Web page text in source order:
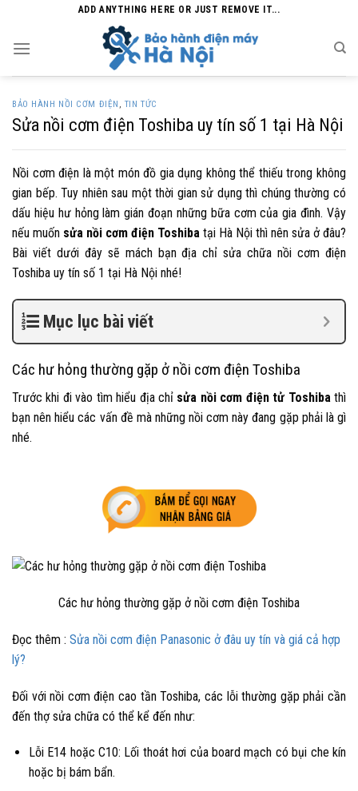
content
ADD ANYTHING HERE OR JUST REMOVE IT...
BẢO HÀNH NỒI CƠM ĐIỆN , TIN TỨC
Sửa nồi cơm điện Toshiba uy tín số 1 tại Hà Nội
Nồi cơm điện là một món đồ gia dụng không thể thiếu trong không
gian bếp. Tuy nhiên sau một thời gian sử dụng thì chúng thường có
dấu hiệu hư hỏng làm gián đoạn những bữa cơm của gia đình. Vậy
nếu muốn sửa nồi cơm điện Toshiba tại Hà Nội thì nên sửa ở đâu?
Bài viết dưới đây sẽ mách bạn địa chỉ sửa chữa nồi cơm điện
Toshiba uy tín số 1 tại Hà Nội nhé!
Mục lục bài viết
Các hư hỏng thường gặp ở nồi cơm điện Toshiba
Trước khi đi vào tìm hiểu địa chỉ sửa nồi cơm điện tử Toshibathì
bạn nên hiểu các vấn đề mà những nồi cơm này đang gặp phải là gì
nhé.
Các hư hỏng thường gặp ở nồi cơm điện Toshiba
Đọc thêm : Sửa nồi cơm điện Panasonic ở đâu uy tín và giá cả hợp
lý?
Đối với nồi cơm điện cao tần Toshiba, các lỗi thường gặp phải cần
đến thợ sửa chữa có thể kể đến như:
Lỗi E14 hoặc C10: Lối thoát hơi của board mạch có bụi che kín
hoặc bị bám bẩn.